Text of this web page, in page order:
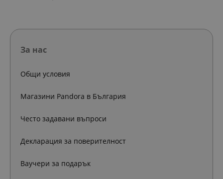
За нас
Общи условия
Магазини Pandora в България
Често задавани въпроси
Декларация за поверителност
Ваучери за подарък